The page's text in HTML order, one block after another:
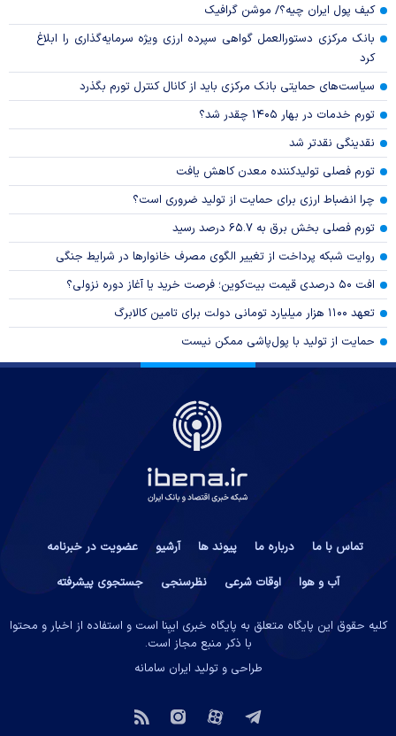
کیف پول ایران چیه؟/ موشن گرافیک
بانک مرکزی دستورالعمل گواهی سپرده ارزی ویژه سرمایه‌گذاری را ابلاغ
کرد
سیاست‌های حمایتی بانک مرکزی باید از کانال کنترل تورم بگذرد
تورم خدمات در بهار ۱۴۰۵ چقدر شد؟
نقدینگی نقدتر شد
تورم فصلی تولیدکننده معدن کاهش یافت
چرا انضباط ارزی برای حمایت از تولید ضروری است؟
تورم فصلی بخش برق به ۶۵.۷ درصد رسید
روایت شبکه پرداخت از تغییر الگوی مصرف خانوار‌ها در شرایط جنگی
افت ۵۰ درصدی قیمت بیت‌کوین؛ فرصت خرید یا آغاز دوره نزولی؟
تعهد ۱۱۰۰ هزار میلیارد تومانی دولت برای تامین کالابرگ
حمایت از تولید با پول‌پاشی ممکن نیست
تماس با ما درباره ما پیوند ها آرشیو
عضویت در خبرنامه
آب و هوا
اوقات شرعی نظرسنجی جستجوی پیشرفته
کلیه حقوق این پایگاه متعلق به پایگاه خبری ایبِنا است و استفاده از اخبار و محتوا
با ذکر منبع مجاز است.
طراحی و تولید ایران سامانه